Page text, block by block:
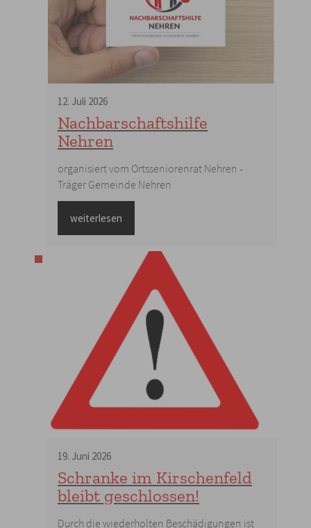
12. Juli 2026
Nachbarschaftshilfe
Nehren
organisiert vom Ortsseniorenrat Nehren -
Träger Gemeinde Nehren
weiterlesen
19. Juni 2026
Schranke im Kirschenfeld
bleibt geschlossen!
Durch die wiederholten Beschädigungen ist